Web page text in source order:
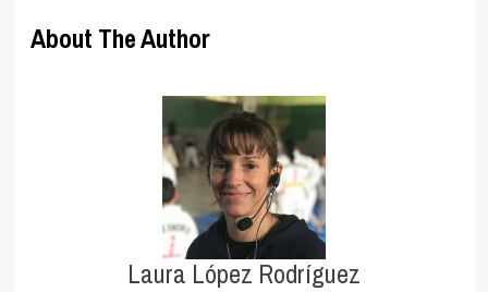
About The Author
Laura López Rodríguez